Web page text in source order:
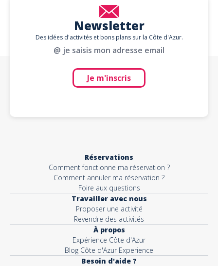
Newsletter
Des idées d'activités et bons plans sur la Côte d'Azur.
@ je saisis mon adresse email
Je m'inscris
Réservations
Comment fonctionne ma réservation ?
Comment annuler ma réservation ?
Foire aux questions
Travailler avec nous
Proposer une activité
Revendre des activités
À propos
Expérience Côte d'Azur
Blog Côte d'Azur Experience
Besoin d'aide ?